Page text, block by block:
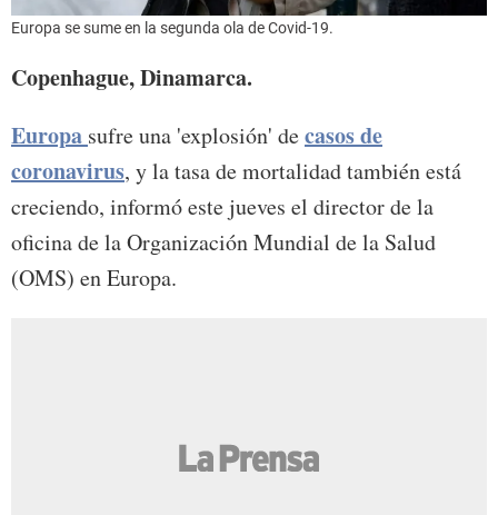
Europa se sume en la segunda ola de Covid-19.
Copenhague, Dinamarca.
Europa sufre una 'explosión' decasos de
coronavirus, y la tasa de mortalidad también está
creciendo, informó este jueves el director de la
oficina de la Organización Mundial de la Salud
(OMS) en Europa.